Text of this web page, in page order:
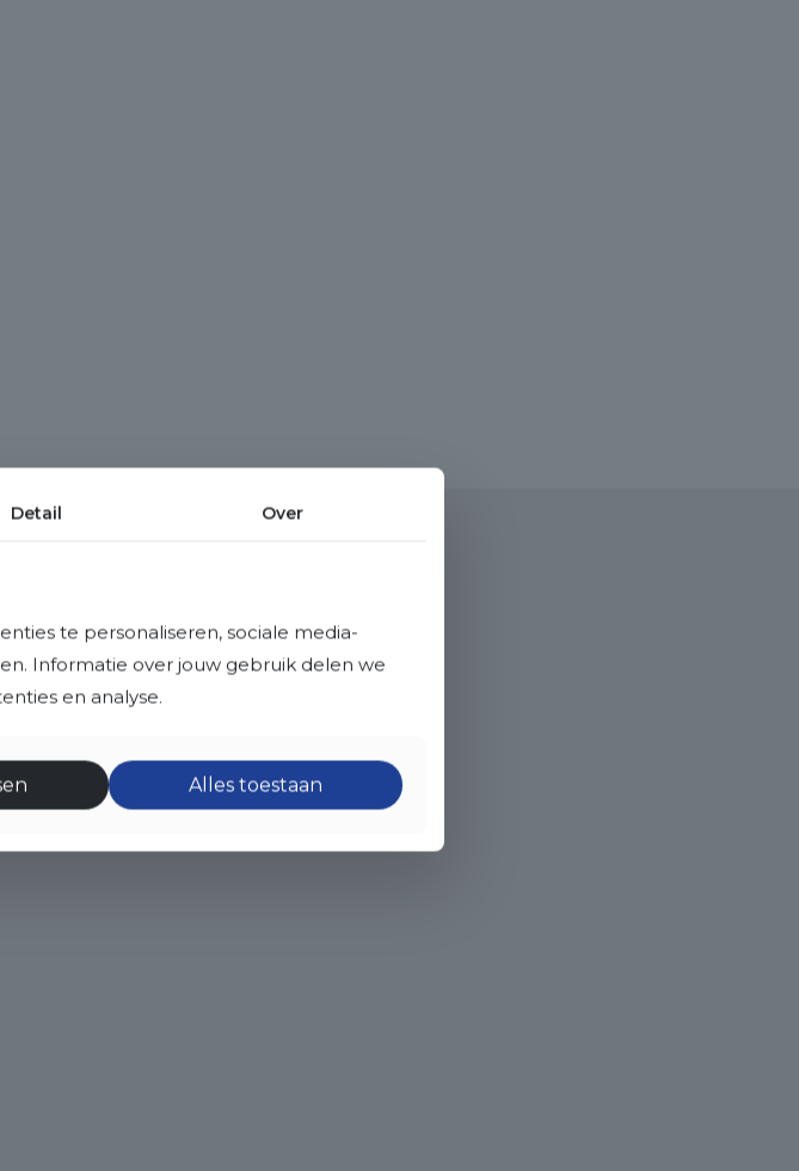
Detail Over
te personaliseren, sociale media-
Informatie over jouw gebruik delen we
en analyse.
Alles toestaan